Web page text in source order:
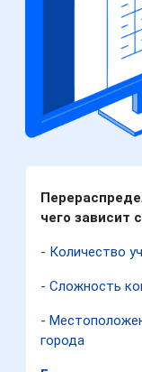
чего зависит
- Количество
- Сложность
-
города